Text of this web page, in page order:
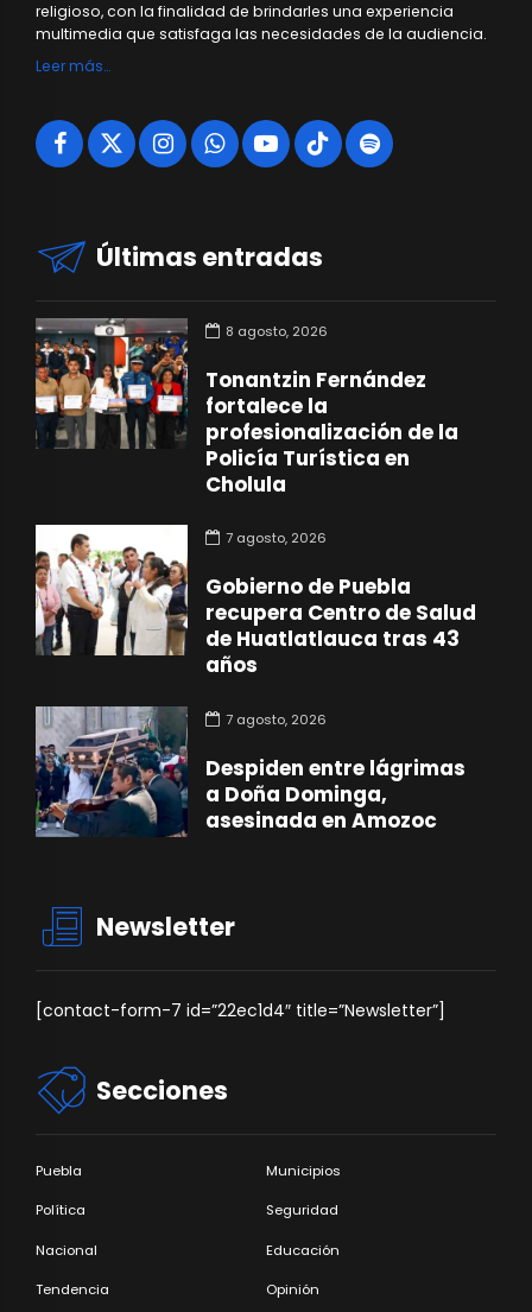
religioso, con la finalidad de brindarles una experiencia
multimedia que satisfaga las necesidades de la audiencia.
Leer más…
Últimas entradas
8 agosto, 2026
Tonantzin Fernández
fortalece la
profesionalización de la
Policía Turística en
Cholula
7 agosto, 2026
Gobierno de Puebla
recupera Centro de Salud
de Huatlatlauca tras 43
años
7 agosto, 2026
Despiden entre lágrimas
a Doña Dominga,
asesinada en Amozoc
Newsletter
[contact-form-7 id=”22ec1d4″ title=”Newsletter”]
Secciones
Puebla Municipios
Política Seguridad
Nacional Educación
Tendencia Opinión